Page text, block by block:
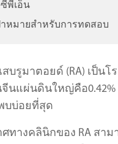
พีเอ็น
าหมายสำหรับการทดสอบ
สบรูมาตอยด์ (RA) เป็
จีนแผ่นดินใหญ่คือ
บบ่อยที่สุด
ศทางคลินิกของ RA ส